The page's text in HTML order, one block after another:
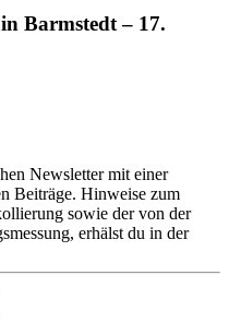
Barmstedt – 17.
Newsletter mit einer
Beiträge. Hinweise zum
sowie der von der
erhälst du in der